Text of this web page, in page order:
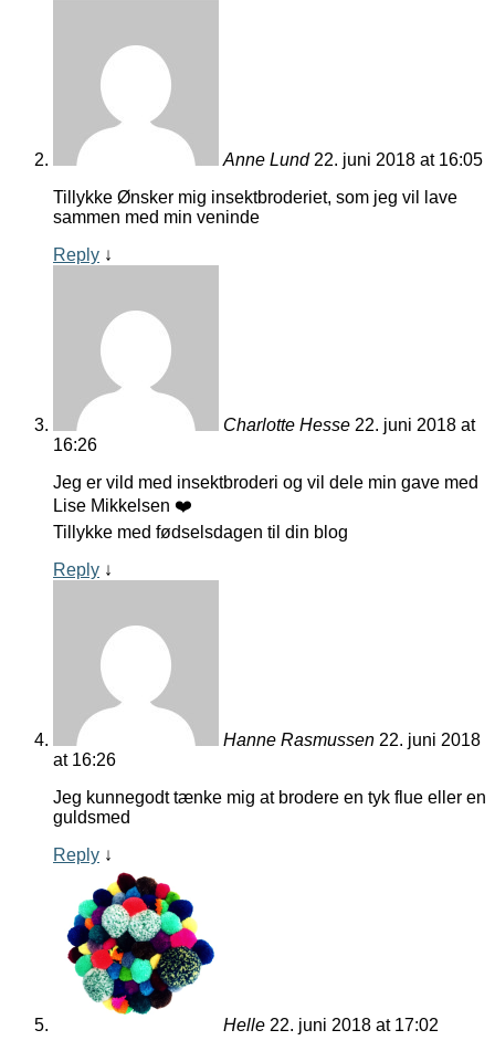
Anne Lund 22. juni 2018 at 16:05
Tillykke Ønsker mig insektbroderiet, som jeg vil lave
sammen med min veninde
Reply ↓
Charlotte Hesse 22. juni 2018 at
16:26
Jeg er vild med insektbroderi og vil dele min gave med
Lise Mikkelsen ❤️
Tillykke med fødselsdagen til din blog
Reply ↓
Hanne Rasmussen 22. juni 2018
at 16:26
Jeg kunnegodt tænke mig at brodere en tyk flue eller en
guldsmed
Reply ↓
Helle 22. juni 2018 at 17:02